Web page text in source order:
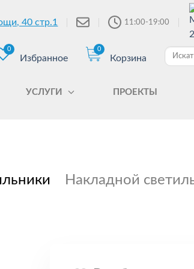
40 стр.1 11:00-19:00
0
Избранное
0
Корзина
УСЛУГИ ПРОЕКТЫ
Накладной